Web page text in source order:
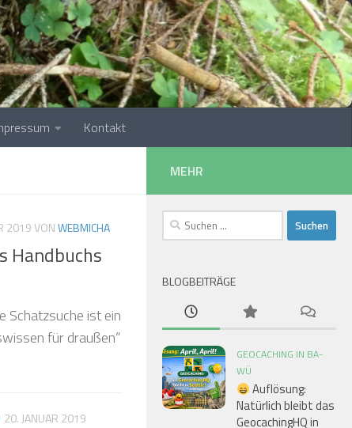
❅
❅
❅❅
Kontakt
2019VONWEBMICHA
Handbuchs
Schatzsuche ist ein
für draußen“
20. JANUAR 2019
MEHR
Suchen
nach:
BLOGBEITRÄGE
GEOCACHING IN BA-
WÜ
Auflösung:
Natürlich bleibt das
GeocachingHQ in